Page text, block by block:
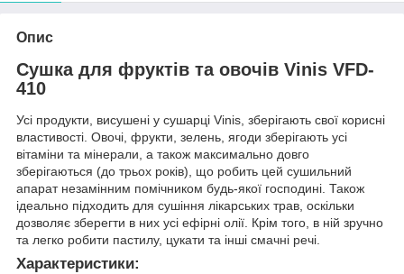
Опис
Сушка для фруктів та овочів Vinis VFD-
410
Усі продукти, висушені у сушарці Vinis, зберігають свої корисні
властивості. Овочі, фрукти, зелень, ягоди зберігають усі
вітаміни та мінерали, а також максимально довго
зберігаються (до трьох років), що робить цей сушильний
апарат незамінним помічником будь-якої господині. Також
ідеально підходить для сушіння лікарських трав, оскільки
дозволяє зберегти в них усі ефірні олії. Крім того, в ній зручно
та легко робити пастилу, цукати та інші смачні речі.
Характеристики: